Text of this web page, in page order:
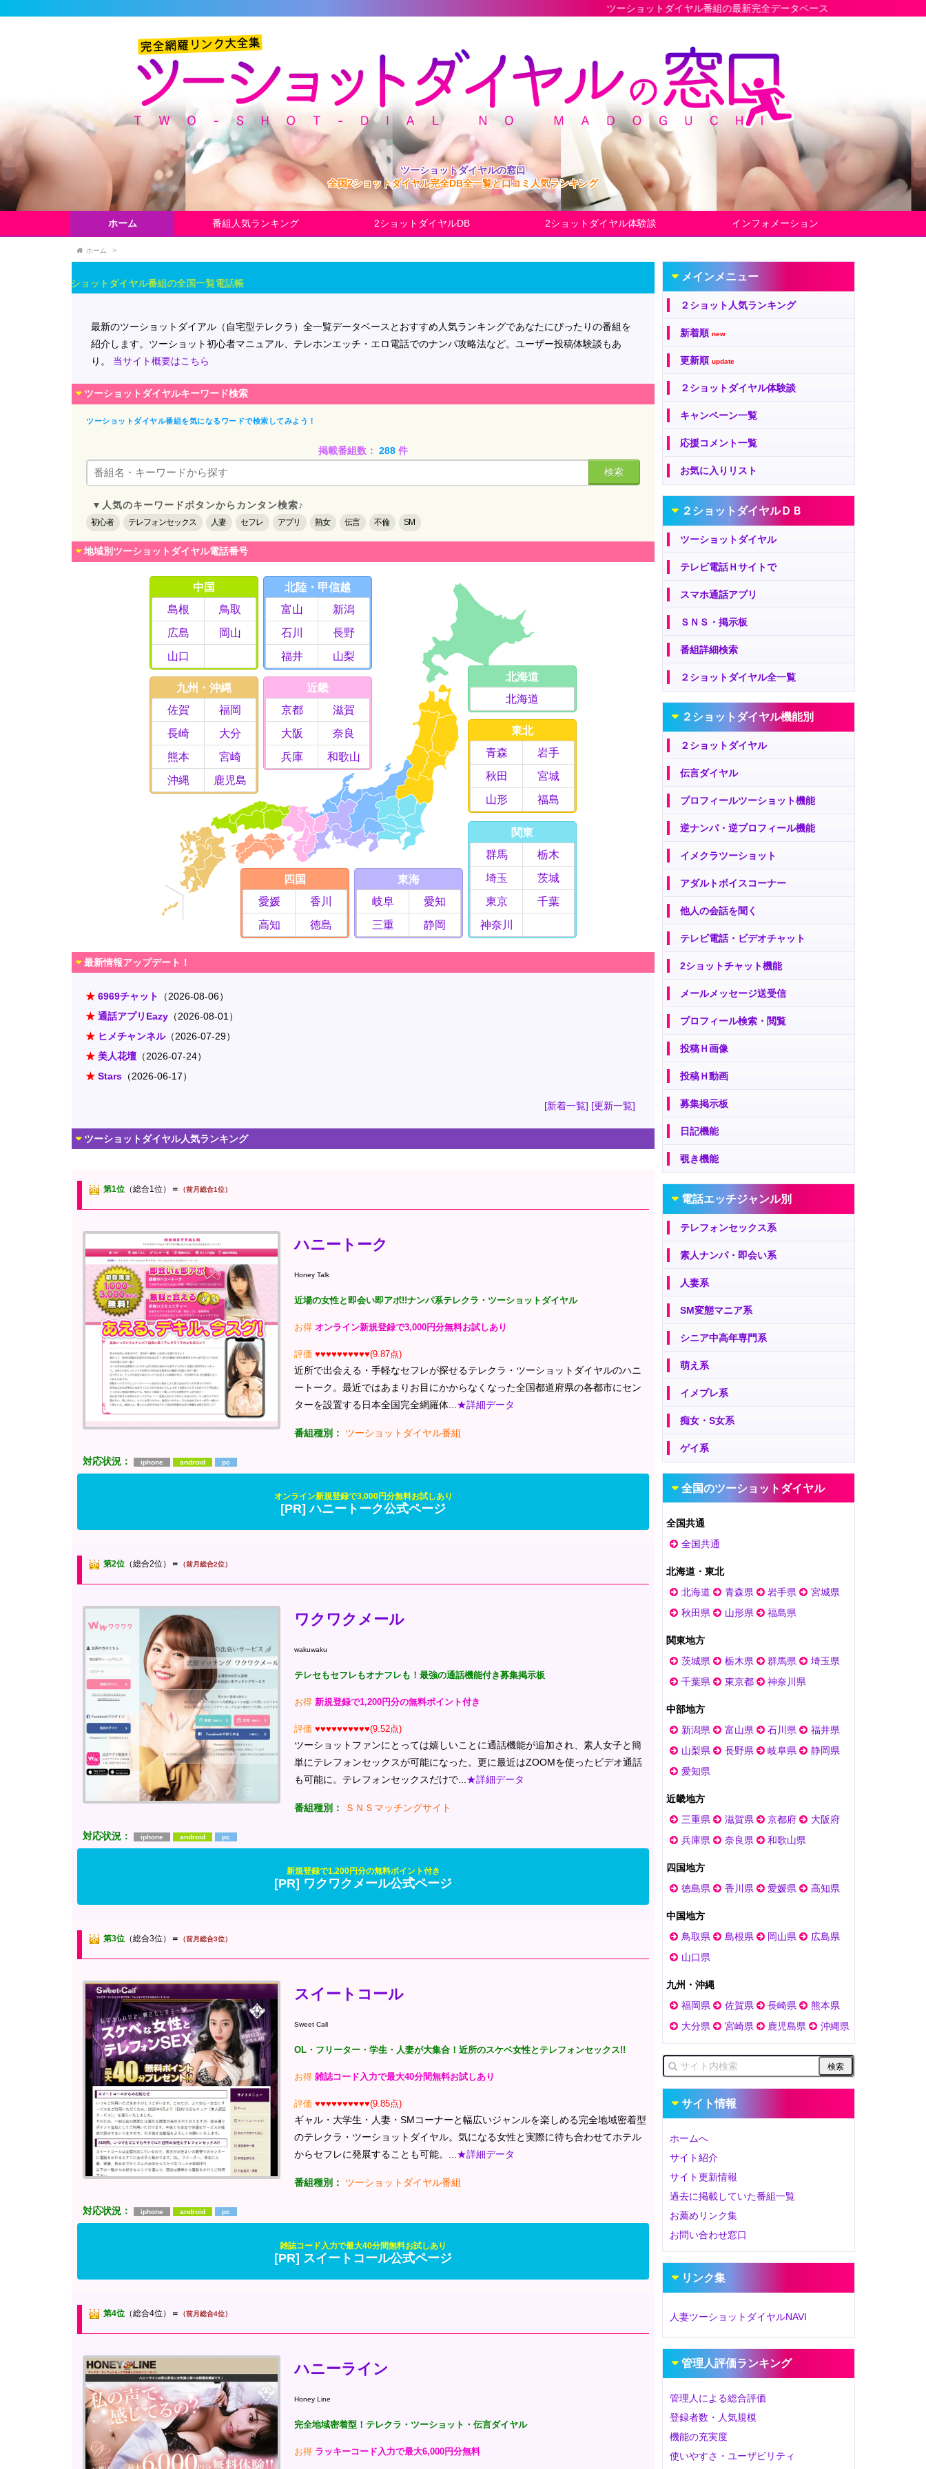
ツーショットダイヤル番組の最新完全データベース
ツーショットダイヤルの窓口
全国2ショットダイヤル完全DB全一覧と口コミ人気ランキング
ホーム 番組人気ランキング 2ショットダイヤルDB 2ショットダイヤル体験談 インフォメーション
ホーム >
最新ツーショットダイヤル番組の全国一覧電話帳
最新のツーショットダイアル（自宅型テレクラ）全一覧データベースとおすすめ人気ランキングであなたにぴったりの番組を
紹介します。ツーショット初心者マニュアル、テレホンエッチ・エロ電話でのナンパ攻略法など。ユーザー投稿体験談もあ
り。 当サイト概要はこちら
ツーショットダイヤルキーワード検索
ツーショットダイヤル番組を気になるワードで検索してみよう！
掲載番組数： 288 件
検索
▼人気のキーワードボタンからカンタン検索♪
初心者 テレフォンセックス 人妻 セフレ アプリ 熟女 伝言 不倫 SM
地域別ツーショットダイヤル電話番号
北海道
北海道
東北
青森
岩手
秋田
宮城
山形
福島
関東
群馬
栃木
埼玉
茨城
東京
千葉
神奈川
北陸・甲信越
富山
新潟
石川
長野
福井
山梨
東海
岐阜
愛知
三重
静岡
近畿
京都
滋賀
大阪
奈良
兵庫
和歌山
中国
島根
鳥取
広島
岡山
山口
四国
愛媛
香川
高知
徳島
九州・沖縄
佐賀
福岡
長崎
大分
熊本
宮崎
沖縄
鹿児島
最新情報アップデート！
★ 6969チャット
（2026-08-06）
★ 通話アプリEazy （2026-08-01）
★ ヒメチャンネル（2026-07-29）
★ 美人花壇 （2026-07-24）
★ Stars （2026-06-17）
[新着一覧] [更新一覧]
ツーショットダイヤル人気ランキング
第1位 （総合1位） ＝ （前月総合1位）
ハニートーク
Honey Talk
近場の女性と即会い即アポ!!ナンパ系テレクラ・ツーショットダイヤル
お得 オンライン新規登録で3,000円分無料お試しあり
評価 ♥♥♥♥♥♥♥♥♥♥(9.87点)
近所で出会える・手軽なセフレが探せるテレクラ・ツーショットダイヤルのハニ
ートーク。最近ではあまりお目にかからなくなった全国都道府県の各都市にセン
ターを設置する日本全国完全網羅体... ★詳細データ
番組種別： ツーショットダイヤル番組
対応状況： iphone android pc
オンライン新規登録で3,000円分無料お試しあり
[PR] ハニートーク公式ページ
第2位 （総合2位） ＝ （前月総合2位）
ワクワクメール
wakuwaku
テレセもセフレもオナフレも！最強の通話機能付き募集掲示板
お得 新規登録で1,200円分の無料ポイント付き
評価 ♥♥♥♥♥♥♥♥♥♥(9.52点)
ツーショットファンにとっては嬉しいことに通話機能が追加され、素人女子と簡
単にテレフォンセックスが可能になった。更に最近はZOOMを使ったビデオ通話
も可能に。テレフォンセックスだけで... ★詳細データ
番組種別： ＳＮＳマッチングサイト
対応状況： iphone android pc
新規登録で1,200円分の無料ポイント付き
[PR] ワクワクメール公式ページ
第3位 （総合3位） ＝ （前月総合3位）
スイートコール
Sweet Call
OL・フリーター・学生・人妻が大集合！近所のスケベ女性とテレフォンセックス!!
お得 雑誌コード入力で最大40分間無料お試しあり
評価 ♥♥♥♥♥♥♥♥♥♥(9.85点)
ギャル・大学生・人妻・SMコーナーと幅広いジャンルを楽しめる完全地域密着型
のテレクラ・ツーショットダイヤル。気になる女性と実際に待ち合わせてホテル
からセフレに発展することも可能。... ★詳細データ
番組種別： ツーショットダイヤル番組
対応状況： iphone android pc
雑誌コード入力で最大40分間無料お試しあり
[PR] スイートコール公式ページ
第4位 （総合4位） ＝ （前月総合4位）
ハニーライン
Honey Line
完全地域密着型！テレクラ・ツーショット・伝言ダイヤル
お得 ラッキーコード入力で最大6,000円分無料
メインメニュー
２ショット人気ランキング
新着順 new
更新順 update
２ショットダイヤル体験談
キャンペーン一覧
応援コメント一覧
お気に入りリスト
２ショットダイヤルＤＢ
ツーショットダイヤル
テレビ電話Ｈサイトで
スマホ通話アプリ
ＳＮＳ・掲示板
番組詳細検索
２ショットダイヤル全一覧
２ショットダイヤル機能別
２ショットダイヤル
伝言ダイヤル
プロフィールツーショット機能
逆ナンパ・逆プロフィール機能
イメクラツーショット
アダルトボイスコーナー
他人の会話を聞く
テレビ電話・ビデオチャット
2ショットチャット機能
メールメッセージ送受信
プロフィール検索・閲覧
投稿Ｈ画像
投稿Ｈ動画
募集掲示板
日記機能
覗き機能
電話エッチジャンル別
テレフォンセックス系
素人ナンパ・即会い系
人妻系
SM変態マニア系
シニア中高年専門系
萌え系
イメプレ系
痴女・S女系
ゲイ系
全国のツーショットダイヤル
全国共通
全国共通
北海道・東北
北海道
青森県 岩手県
宮城県
秋田県
山形県 福島県
関東地方
茨城県
栃木県 群馬県
埼玉県
千葉県
東京都 神奈川県
中部地方
新潟県
富山県 石川県
福井県
山梨県
長野県 岐阜県
静岡県
愛知県
近畿地方
三重県
滋賀県 京都府
大阪府
兵庫県
奈良県 和歌山県
四国地方
徳島県
香川県 愛媛県 高知県
中国地方
鳥取県
島根県 岡山県
広島県
山口県
九州・沖縄
福岡県
佐賀県 長崎県
熊本県
大分県
宮崎県 鹿児島県 沖縄県
サイト情報
ホームへ
サイト紹介
サイト更新情報
過去に掲載していた番組一覧
お薦めリンク集
お問い合わせ窓口
リンク集
人妻ツーショットダイヤルNAVI
管理人評価ランキング
管理人による総合評価
登録者数・人気規模
機能の充実度
使いやすさ・ユーザビリティ